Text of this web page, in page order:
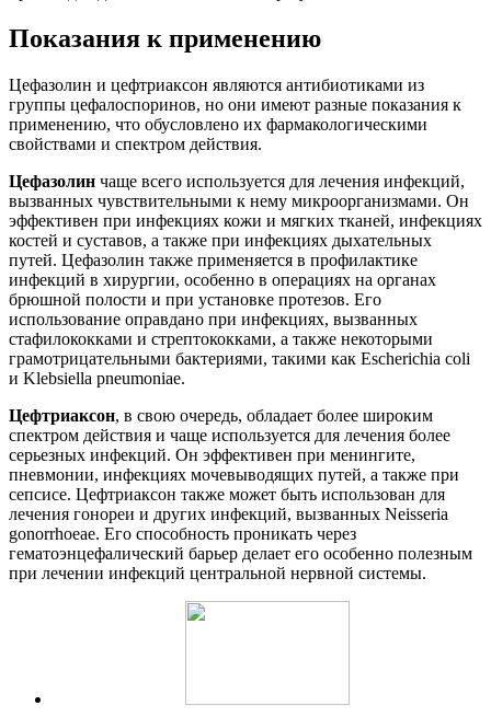
Показания к применению
Цефазолин и цефтриаксон являются антибиотиками из
группы цефалоспоринов, но они имеют разные показания к
применению, что обусловлено их фармакологическими
свойствами и спектром действия.
Цефазолин чаще всего используется для лечения инфекций,
вызванных чувствительными к нему микроорганизмами. Он
эффективен при инфекциях кожи и мягких тканей, инфекциях
костей и суставов, а также при инфекциях дыхательных
путей. Цефазолин также применяется в профилактике
инфекций в хирургии, особенно в операциях на органах
брюшной полости и при установке протезов. Его
использование оправдано при инфекциях, вызванных
стафилококками и стрептококками, а также некоторыми
грамотрицательными бактериями, такими как Escherichia coli
и Klebsiella pneumoniae.
Цефтриаксон, в свою очередь, обладает более широким
спектром действия и чаще используется для лечения более
серьезных инфекций. Он эффективен при менингите,
пневмонии, инфекциях мочевыводящих путей, а также при
сепсисе. Цефтриаксон также может быть использован для
лечения гонореи и других инфекций, вызванных Neisseria
gonorrhoeae. Его способность проникать через
гематоэнцефалический барьер делает его особенно полезным
при лечении инфекций центральной нервной системы.